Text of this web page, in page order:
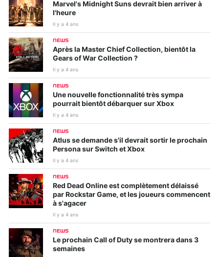
Marvel's Midnight Suns devrait bien arriver à
l'heure
Il y a 4 ans
NEWS
Après la Master Chief Collection, bientôt la
Gears of War Collection ?
Il y a 4 ans
NEWS
Une nouvelle fonctionnalité très sympa
pourrait bientôt débarquer sur Xbox
Il y a 4 ans
NEWS
Atlus se demande s'il devrait sortir le prochain
Persona sur Switch et Xbox
Il y a 4 ans
NEWS
Red Dead Online est complètement délaissé
par Rockstar Game, et les joueurs commencent
à s'agacer
Il y a 4 ans
NEWS
Le prochain Call of Duty se montrera dans 3
semaines